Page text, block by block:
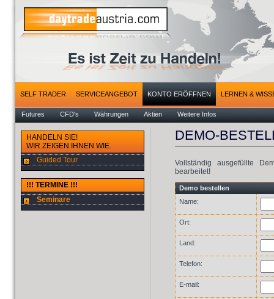
SELF TRADER SERVICEANGEBOT KONTO ERÖFFNEN LERNEN &
Futures CFD's Währungen Aktien Weitere Infos
HANDELN SIE!
WIR ZEIGEN IHNEN WIE.
Guided Tour
!!! TERMINE !!!
Seminare
DEMO-
Vollständig ausgefüllte
bearbeitet!
Demo bestellen
Name:
Ort:
Land:
Telefon:
E-mail: